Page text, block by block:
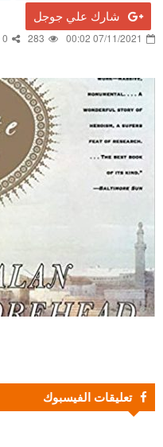
شارك علي جوجل
07/11/2021 00:02
283
0
تعليقات الفيسبوك